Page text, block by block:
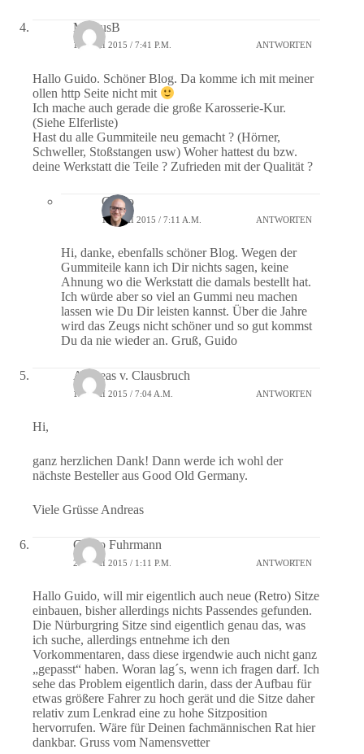
MarcusB
18. MAI 2015 / 7:41 P.M. ANTWORTEN
Hallo Guido. Schöner Blog. Da komme ich mit meiner
ollen http Seite nicht mit
Ich mache auch gerade die große Karosserie-Kur.
(Siehe Elferliste)
Hast du alle Gummiteile neu gemacht ? (Hörner,
Schweller, Stoßstangen usw) Woher hattest du bzw.
deine Werkstatt die Teile ? Zufrieden mit der Qualität ?
Guido
19. MAI 2015 / 7:11 A.M. ANTWORTEN
Hi, danke, ebenfalls schöner Blog. Wegen der
Gummiteile kann ich Dir nichts sagen, keine
Ahnung wo die Werkstatt die damals bestellt hat.
Ich würde aber so viel an Gummi neu machen
lassen wie Du Dir leisten kannst. Über die Jahre
wird das Zeugs nicht schöner und so gut kommst
Du da nie wieder an. Gruß, Guido
Andreas v. Clausbruch
19. MAI 2015 / 7:04 A.M. ANTWORTEN
Hi,
ganz herzlichen Dank! Dann werde ich wohl der
nächste Besteller aus Good Old Germany.
Viele Grüsse Andreas
Guido Fuhrmann
26. MAI 2015 / 1:11 P.M. ANTWORTEN
Hallo Guido, will mir eigentlich auch neue (Retro) Sitze
einbauen, bisher allerdings nichts Passendes gefunden.
Die Nürburgring Sitze sind eigentlich genau das, was
ich suche, allerdings entnehme ich den
Vorkommentaren, dass diese irgendwie auch nicht ganz
„gepasst“ haben. Woran lag´s, wenn ich fragen darf. Ich
sehe das Problem eigentlich darin, dass der Aufbau für
etwas größere Fahrer zu hoch gerät und die Sitze daher
relativ zum Lenkrad eine zu hohe Sitzposition
hervorrufen. Wäre für Deinen fachmännischen Rat hier
dankbar. Gruss vom Namensvetter